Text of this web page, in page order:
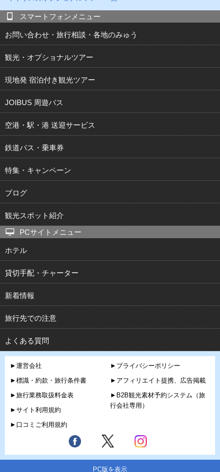
スマートフォンメニュー
お問い合わせ・旅行相談・各地のみゅう
観光・オプショナルツアー
現地発 宿泊付き観光ツアー
JOIBUS 周遊バス
空港・駅・港 送迎サービス
鉄道パス・乗車券
特集・キャンペーン
ブログ
観光スポット紹介
PCサイトメニュー
ホテル
貸切手配・チャーター
新着情報
旅行先での注意
よくある質問
►運営会社
►標識・約款・旅行条件書
►旅行業務取扱料金表
►サイト利用規約
►口コミご利用規約
►プライバシーポリシー
►アフィリエイト提携、広告掲載
►B2B観光素材予約システム（旅
行会社専用）
PC版を表示